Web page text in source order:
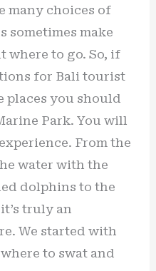
many choices of
sometimes make
where to go. So, if
for Bali tourist
places you should
Park. You will
From the
water with the
dolphins to the
truly an
We started with
to swat and